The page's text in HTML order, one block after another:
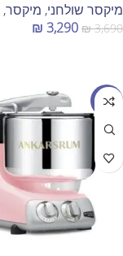
מיקסר שולחני, מיקסר,
₪3,690
₪ 3,290
מבצע